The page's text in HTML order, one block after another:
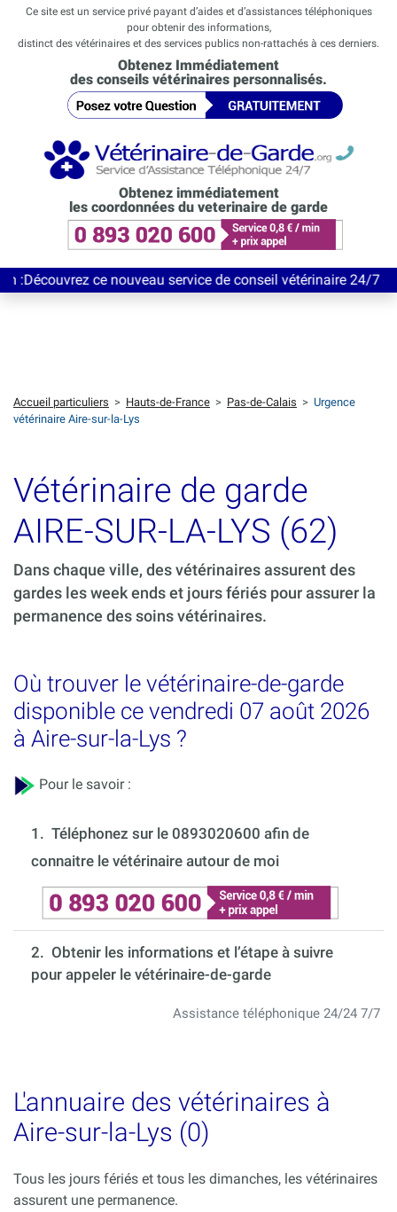
Ce site est un service privé payant d’aides et d’assistances téléphoniques
pour obtenir des informations,
distinct des vétérinaires et des services publics non-rattachés à ces derniers.
Obtenez Immédiatement
des conseils vétérinaires personnalisés.
Obtenez immédiatement
les coordonnées du veterinaire de garde
ce nouveau service de conseil vétérinaire 24/7
Accueil particuliers > Hauts-de-France > Pas-de-Calais > Urgence
vétérinaire Aire-sur-la-Lys
Vétérinaire de garde
AIRE-SUR-LA-LYS (62)
Dans chaque ville, des vétérinaires assurent des
gardes les week ends et jours fériés pour assurer la
permanence des soins vétérinaires.
Où trouver le vétérinaire-de-garde
disponible ce vendredi 07 août 2026
à Aire-sur-la-Lys ?
Pour le savoir :
1. Téléphonez sur le 0893020600 afin de
connaitre le vétérinaire autour de moi
2. Obtenir les informations et l’étape à suivre
pour appeler le vétérinaire-de-garde
Assistance téléphonique 24/24 7/7
L'annuaire des vétérinaires à
Aire-sur-la-Lys (0)
Tous les jours fériés et tous les dimanches, les vétérinaires
assurent une permanence.